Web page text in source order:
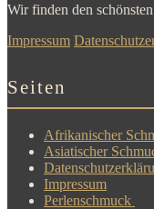
Wir finden den
Impressum
Seiten
Afrikanischer
Asiatischer
Impressum
Perlenschmuck